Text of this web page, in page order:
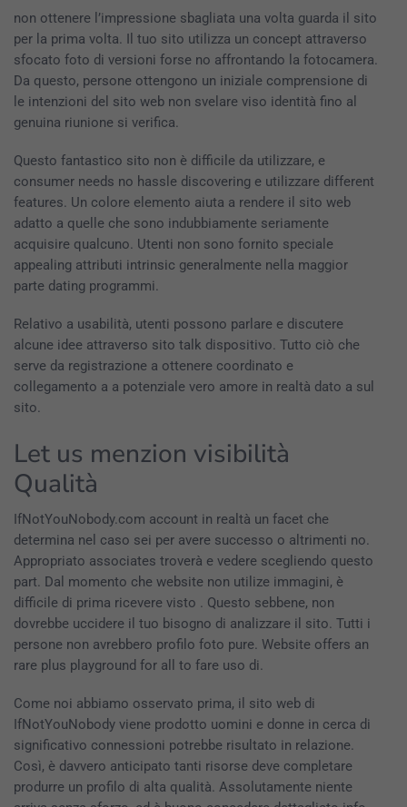
non ottenere l’impressione sbagliata una volta guarda il sito
per la prima volta. Il tuo sito utilizza un concept attraverso
sfocato foto di versioni forse no affrontando la fotocamera.
Da questo, persone ottengono un iniziale comprensione di
le intenzioni del sito web non svelare viso identità fino al
genuina riunione si verifica.
Questo fantastico sito non è difficile da utilizzare, e
consumer needs no hassle discovering e utilizzare different
features. Un colore elemento aiuta a rendere il sito web
adatto a quelle che sono indubbiamente seriamente
acquisire qualcuno. Utenti non sono fornito speciale
appealing attributi intrinsic generalmente nella maggior
parte dating programmi.
Relativo a usabilità, utenti possono parlare e discutere
alcune idee attraverso sito talk dispositivo. Tutto ciò che
serve da registrazione a ottenere coordinato e
collegamento a a potenziale vero amore in realtà dato a sul
sito.
Let us menzion visibilità
Qualità
IfNotYouNobody.com account in realtà un facet che
determina nel caso sei per avere successo o altrimenti no.
Appropriato associates troverà e vedere scegliendo questo
part. Dal momento che website non utilize immagini, è
difficile di prima ricevere visto . Questo sebbene, non
dovrebbe uccidere il tuo bisogno di analizzare il sito. Tutti i
persone non avrebbero profilo foto pure. Website offers an
rare plus playground for all to fare uso di.
Come noi abbiamo osservato prima, il sito web di
IfNotYouNobody viene prodotto uomini e donne in cerca di
significativo connessioni potrebbe risultato in relazione.
Così, è davvero anticipato tanti risorse deve completare
produrre un profilo di alta qualità. Assolutamente niente